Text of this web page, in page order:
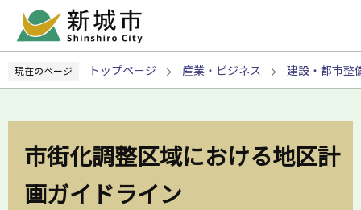
ペ
の
現在のページ トップページ 産業・ビジネス 建設・都市整
市街化調整区域における地区計
画ガイドライン